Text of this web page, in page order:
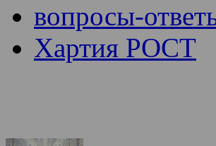
вопросы-
Хартия РОСТ